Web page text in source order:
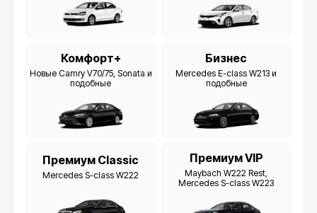
Комфорт+
Новые Camry V70/75, Sonata и
подобные
Бизнес
Mercedes E-class W213 и
подобные
Премиум Classic
Mercedes S-class W222
Премиум VIP
Maybach W222 Rest,
Mercedes S-class W223